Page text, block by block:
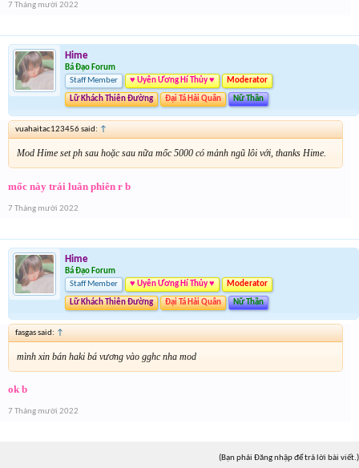
7 Tháng mười 2022
Hime
Bá Đạo Forum
Staff Member
♥ Uyên Ương Hí Thủy ♥ Moderator
Lữ Khách Thiên Đường Đại Tá Hải Quân Nữ Thần
vuahaitac123456 said: ↑
Mod Hime set ph sau hoặc sau nữa mốc 5000 có mảnh ngũ lôi với, thanks Hime.
mốc này trái luân phiên r b
7 Tháng mười 2022
Hime
Bá Đạo Forum
Staff Member
♥ Uyên Ương Hí Thủy ♥ Moderator
Lữ Khách Thiên Đường Đại Tá Hải Quân Nữ Thần
fasgas said: ↑
mình xin bán haki bá vương vào gghc nha mod
ok b
7 Tháng mười 2022
(Bạn phải Đăng nhập để trả lời bài viết.)